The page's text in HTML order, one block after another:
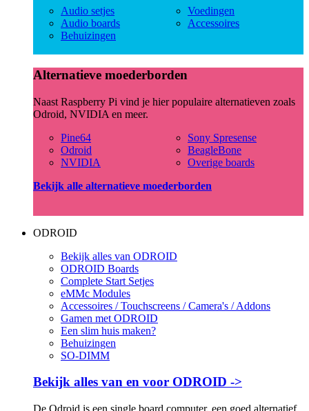
Audio setjes
Audio boards
Behuizingen
Voedingen
Accessoires
Alternatieve moederborden
Naast Raspberry Pi vind je hier populaire alternatieven zoals
Odroid, NVIDIA en meer.
Pine64
Odroid
NVIDIA
Sony Spresense
BeagleBone
Overige boards
Bekijk alle alternatieve moederborden
ODROID
Bekijk alles van ODROID
ODROID Boards
Complete Start Setjes
eMMc Modules
Accessoires / Touchscreens / Camera's / Addons
Gamen met ODROID
Een slim huis maken?
Behuizingen
SO-DIMM
Bekijk alles van en voor ODROID ->